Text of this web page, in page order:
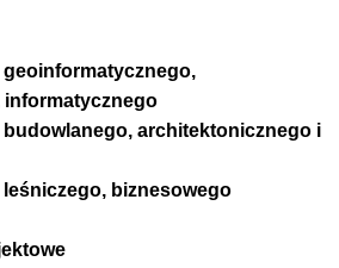
architektonicznego i
biznesowego